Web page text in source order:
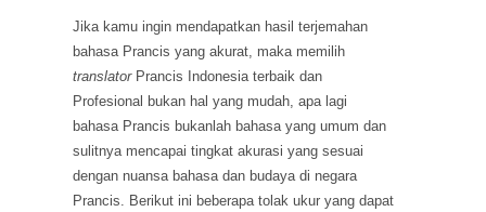
Jika kamu ingin mendapatkan hasil terjemahan
bahasa Prancis yang akurat, maka memilih
translator Prancis Indonesia terbaik dan
Profesional bukan hal yang mudah, apa lagi
bahasa Prancis bukanlah bahasa yang umum dan
sulitnya mencapai tingkat akurasi yang sesuai
dengan nuansa bahasa dan budaya di negara
Prancis. Berikut ini beberapa tolak ukur yang dapat